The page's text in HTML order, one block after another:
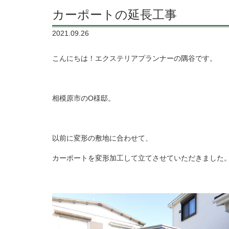
カーポートの延長工事
2021.09.26
こんにちは！エクステリアプランナーの隅谷です。
相模原市のO様邸。
以前に変形の敷地に合わせて、
カーポートを変形加工して立てさせていただきました